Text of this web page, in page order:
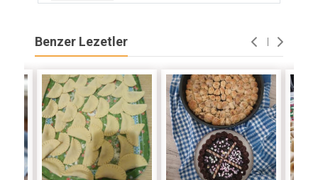
Benzer Lezetler